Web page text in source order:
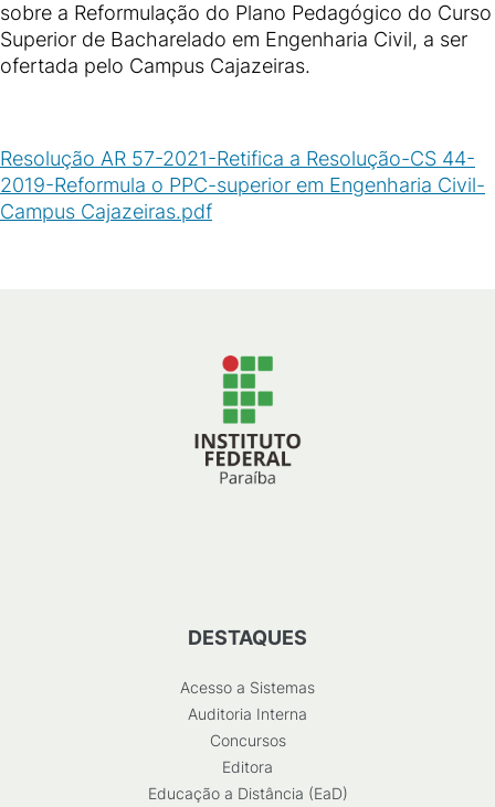
sobre a Reformulação do Plano Pedagógico do Curso
Superior de Bacharelado em Engenharia Civil, a ser
ofertada pelo Campus Cajazeiras.
Resolução AR 57-2021-Retifica a Resolução-CS 44-
2019-Reformula o PPC-superior em Engenharia Civil-
Campus Cajazeiras.pdf
DESTAQUES
Acesso a Sistemas
Auditoria Interna
Concursos
Editora
Educação a Distância (EaD)